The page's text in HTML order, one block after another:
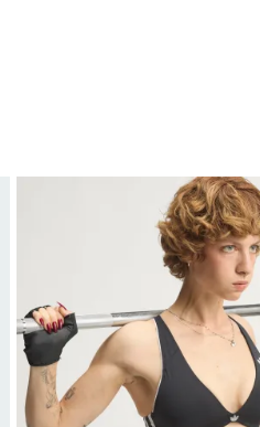
Přidat do seznamu přání